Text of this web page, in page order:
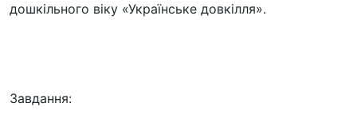
дошкільного віку «Українське довкілля».
Завдання: